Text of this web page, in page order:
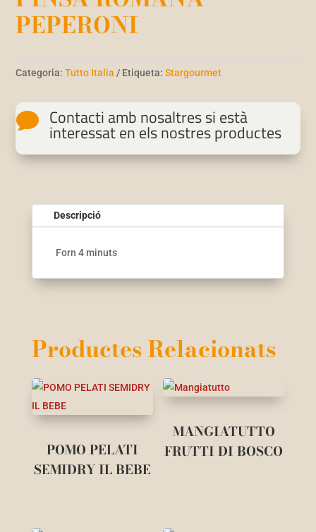
PEPERONI
Categoria:Tutto Italia Etiqueta:Stargourmet
 Contacti amb nosaltres si està
interessat en els nostres productes
Descripció
Forn 4 minuts
Productes Relacionats
POMO PELATI
SEMIDRY IL BEBE
MANGIATUTTO
FRUTTI DI BOSCO